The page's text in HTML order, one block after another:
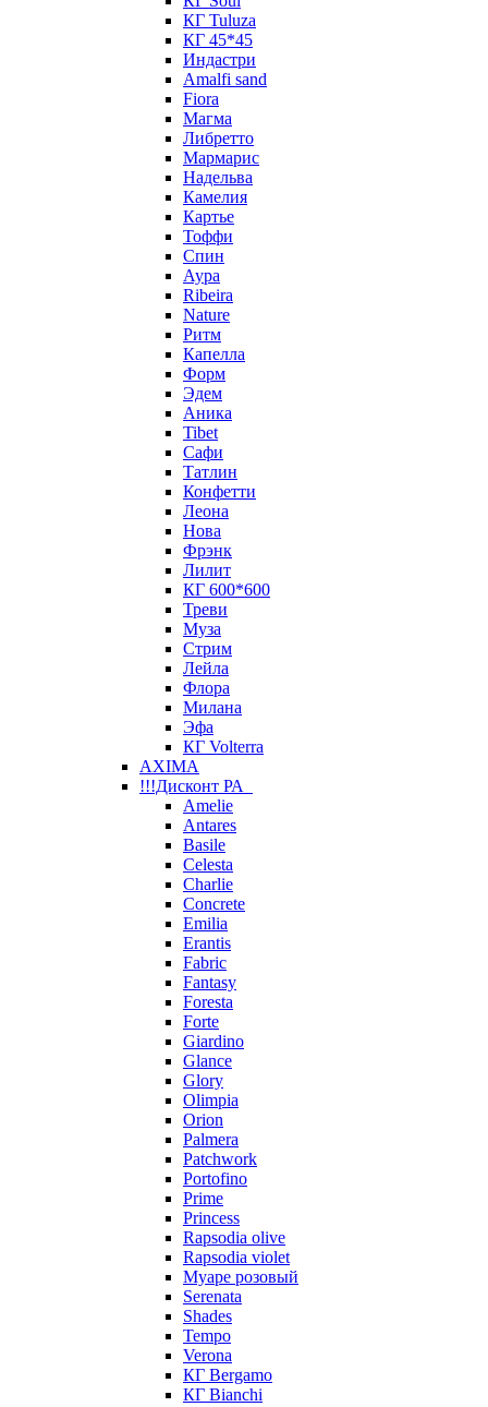
КГ Tuluza
КГ 45*45
Индастри
Amalfi sand
Fiora
Магма
Либретто
Мармарис
Надельва
Камелия
Картье
Тоффи
Спин
Аура
Ribeira
Nature
Ритм
Капелла
Форм
Эдем
Аника
Tibet
Сафи
Татлин
Конфетти
Леона
Нова
Фрэнк
Лилит
КГ 600*600
Треви
Муза
Стрим
Лейла
Флора
Милана
Эфа
КГ Volterra
AXIMA
!!!Дисконт РА
Amelie
Antares
Basile
Celesta
Charlie
Concrete
Emilia
Erantis
Fabric
Fantasy
Foresta
Forte
Giardino
Glance
Glory
Olimpia
Orion
Palmera
Patchwork
Portofino
Prime
Princess
Rapsodia olive
Rapsodia violet
Муаре розовый
Serenata
Shades
Tempo
Verona
КГ Bergamo
КГ Bianchi